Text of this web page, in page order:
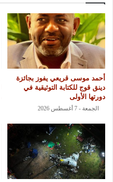
أحمد موسى قريعي يفوز بجائزة
دينق قوج للكتابة التوثيقية في
دورتها الأولى
الجمعة - 7 أغسطس 2026